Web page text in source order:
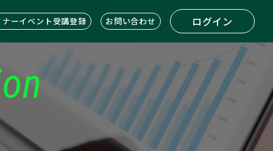
ナーイベント受講登録 お問い合わせ ログイン